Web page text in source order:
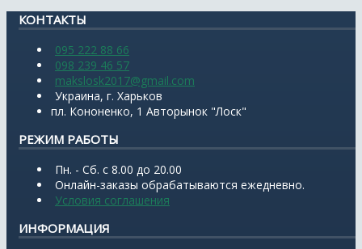
КОНТАКТЫ
095 222 88 66
098 239 46 57
makslosk2017@gmail.com
Украина, г. Харьков
пл. Кононенко, 1 Авторынок "Лоск"
РЕЖИМ РАБОТЫ
Пн. - Сб. с 8.00 до 20.00
Онлайн-заказы обрабатываются ежедневно.
Условия соглашения
ИНФОРМАЦИЯ